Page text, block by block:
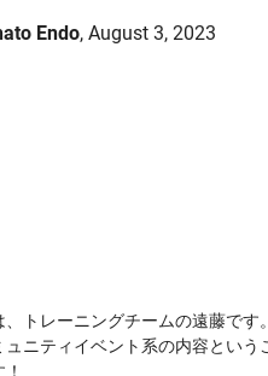
Endo, August 3, 2023
、トレーニングチームの遠藤です
ュニティイベント系の内容という